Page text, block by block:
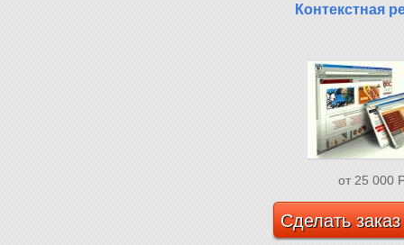
Контекстная
от 25 000
Сделать